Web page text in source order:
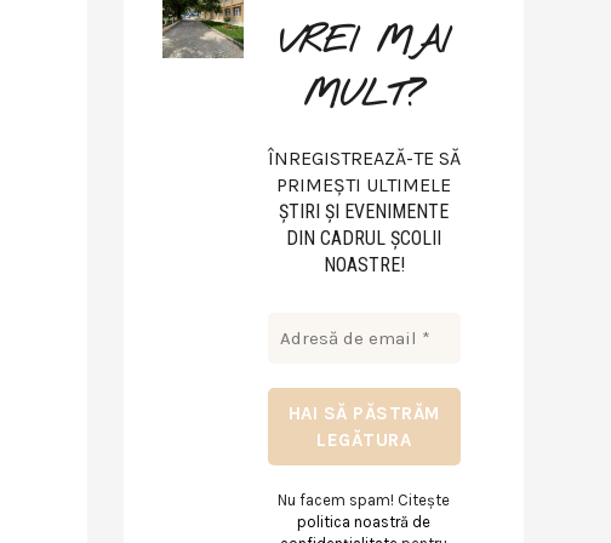
VREI MAI
MULT?
ÎNREGISTREAZĂ-TE SĂ
PRIMEȘTI ULTIMELE
ŞTIRI ŞI EVENIMENTE
DIN CADRUL ŞCOLII
NOASTRE!
Nu facem spam! Citește
politica noastră de